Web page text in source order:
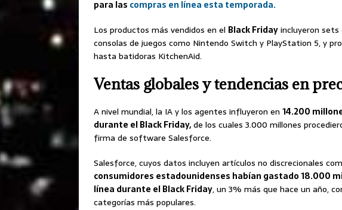
para las compras en línea esta temporada.
Los productos más vendidos en el Black Fridayincluyeron sets
consolas de juegos como Nintendo Switch y PlayStation 5, y
hasta batidoras KitchenAid.
Ventas globales y tendencias en
A nivel mundial, la IA y los agentes influyeron en 14.200
durante el Black Friday,de los cuales 3.000 millones
firma de software Salesforce.
Salesforce, cuyos datos incluyen artículos no discrecionales
consumidores estadounidenses habían gastado 18.000
línea durante el Black Friday, un 3% más que hace un año,
categorías más populares.